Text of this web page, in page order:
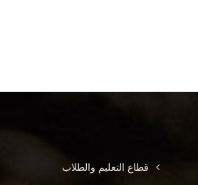
قطاع التعليم والطلاب